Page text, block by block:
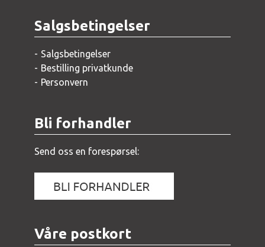
Salgsbetingelser
Salgsbetingelser
Bestilling privatkunde
Personvern
Bli forhandler
Send oss en forespørsel:
Våre postkort